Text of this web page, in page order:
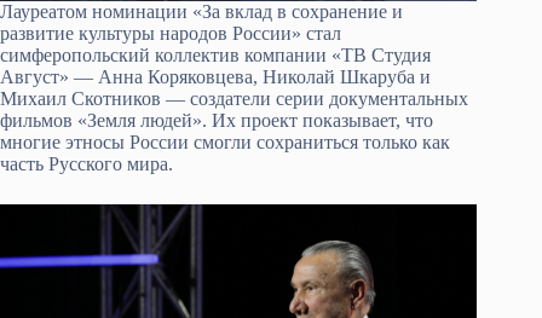
Лауреатом номинации «За вклад в сохранение и
развитие культуры народов России» стал
симферопольский коллектив компании «ТВ Студия
Август» — Анна Коряковцева, Николай Шкаруба и
Михаил Скотников — создатели серии документальных
фильмов «Земля людей». Их проект показывает, что
многие этносы России смогли сохраниться только как
часть Русского мира.